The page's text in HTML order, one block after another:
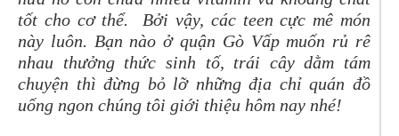
tốt cho cơ thể. Bởi vậy, các teen cực mê món
này luôn. Bạn nào ở quận Gò Vấp muốn rủ rê
nhau thưởng thức sinh tố, trái cây dằm tám
chuyện thì đừng bỏ lỡ những địa chỉ quán đồ
uống ngon chúng tôi giới thiệu hôm nay nhé!